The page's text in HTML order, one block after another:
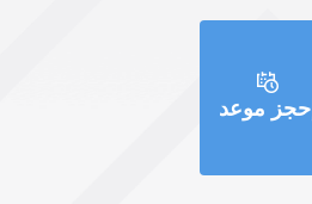
إحجز موعد